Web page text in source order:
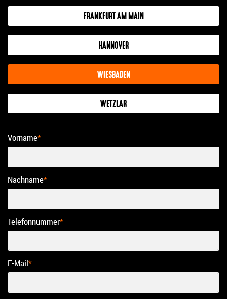
FRANKFURT AM MAIN
HANNOVER
WIESBADEN
WETZLAR
Vorname*
Nachname*
Telefonnummer*
E-Mail*